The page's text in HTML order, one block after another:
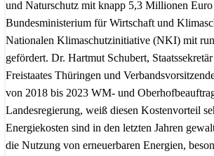
und Naturschutz mit knapp 5,3 Millionen
Bundesministerium für Wirtschaft und
Nationalen Klimaschutzinitiative (NKI) mit
gefördert. Dr. Hartmut Schubert,
Freistaates Thüringen und
von 2018 bis 2023 WM- und
Landesregierung, weiß diesen Kostenvorteil
Energiekosten sind in den letzten Jahren
die Nutzung von erneuerbaren Energien,